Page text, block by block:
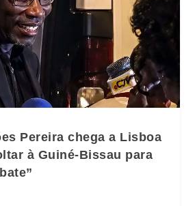
Pereira chega a Lisboa
à Guiné-Bissau para